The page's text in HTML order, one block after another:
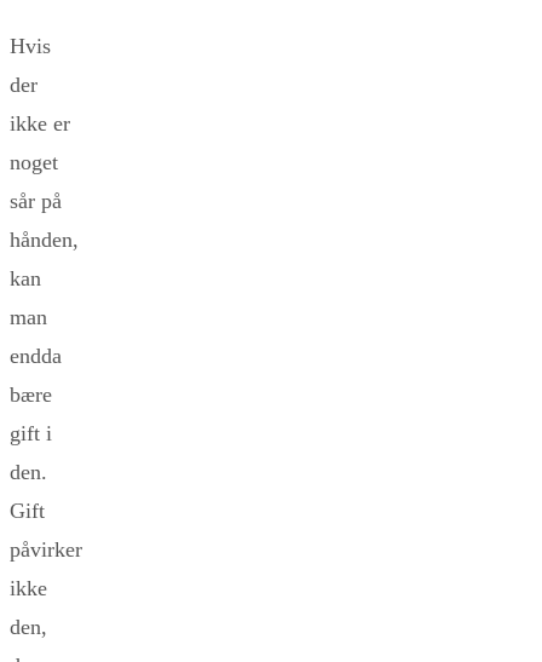
Hvis
der
ikke er
noget
sår på
hånden,
kan
man
endda
bære
gift i
den.
Gift
påvirker
ikke
den,